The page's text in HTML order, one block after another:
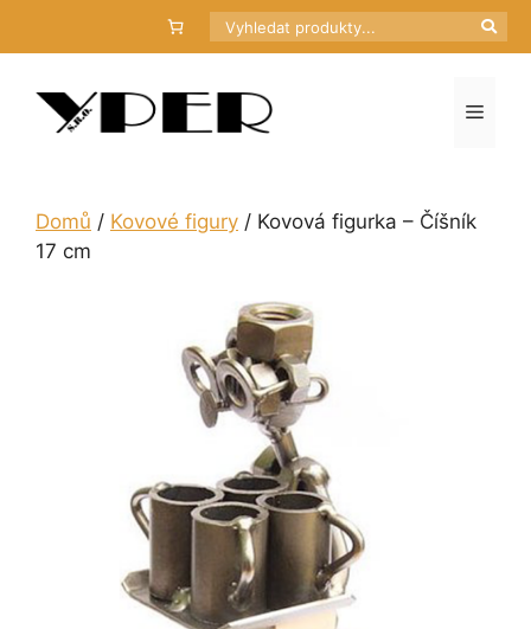
Hledat
Menu
Domů / Kovové figury / Kovová figurka – Číšník
17 cm